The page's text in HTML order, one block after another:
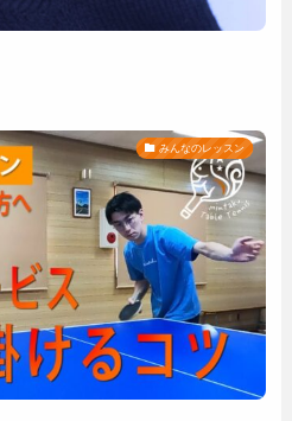
みんなのレッスン